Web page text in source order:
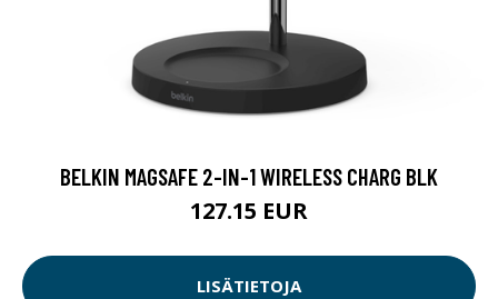
BELKIN MAGSAFE 2-IN-1 WIRELESS CHARG BLK
127.15 EUR
LISÄTIETOJA